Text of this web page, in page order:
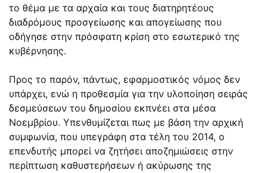
το θέμα με τα αρχαία και τους διατηρητέους
διαδρόμους προσγείωσης και απογείωσης που
οδήγησε στην πρόσφατη κρίση στο εσωτερικό της
κυβέρνησης.
Προς το παρόν, πάντως, εφαρμοστικός νόμος δεν
υπάρχει, ενώ η προθεσμία για την υλοποίηση σειράς
δεσμεύσεων του δημοσίου εκπνέει στα μέσα
Νοεμβρίου. Υπενθυμίζεται πως με βάση την αρχική
συμφωνία, που υπεγράφη στα τέλη του 2014, ο
επενδυτής μπορεί να ζητήσει αποζημιώσεις στην
περίπτωση καθυστερήσεων ή ακύρωσης της